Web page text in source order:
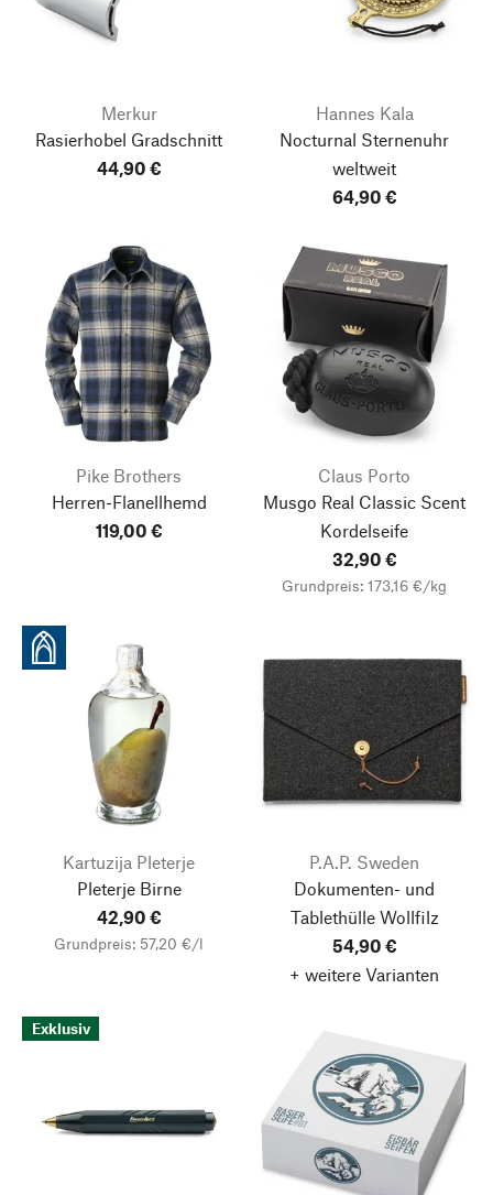
Merkur
Rasierhobel Gradschnitt
44,90 €
Hannes Kala
Nocturnal Sternenuhr
weltweit
64,90 €
Pike Brothers
Herren-Flanellhemd
119,00 €
Claus Porto
Musgo Real Classic Scent
Kordelseife
32,90 €
Grundpreis: 173,16 €/kg
Kartuzija Pleterje
Pleterje Birne
42,90 €
Grundpreis: 57,20 €/l
P.A.P. Sweden
Dokumenten- und
Tablethülle Wollfilz
54,90 €
+ weitere Varianten
Exklusiv